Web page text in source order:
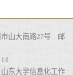
山大南路27号 邮
东大学信息化工作